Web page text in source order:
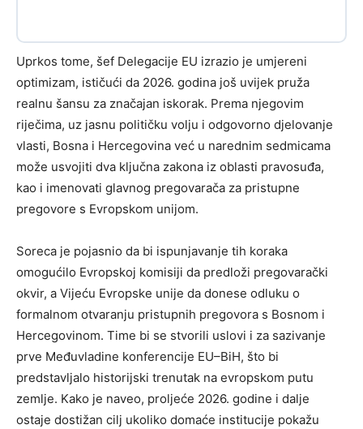
Uprkos tome, šef Delegacije EU izrazio je umjereni
optimizam, ističući da 2026. godina još uvijek pruža
realnu šansu za značajan iskorak. Prema njegovim
riječima, uz jasnu političku volju i odgovorno djelovanje
vlasti, Bosna i Hercegovina već u narednim sedmicama
može usvojiti dva ključna zakona iz oblasti pravosuđa,
kao i imenovati glavnog pregovarača za pristupne
pregovore s Evropskom unijom.
Soreca je pojasnio da bi ispunjavanje tih koraka
omogućilo Evropskoj komisiji da predloži pregovarački
okvir, a Vijeću Evropske unije da donese odluku o
formalnom otvaranju pristupnih pregovora s Bosnom i
Hercegovinom. Time bi se stvorili uslovi i za sazivanje
prve Međuvladine konferencije EU–BiH, što bi
predstavljalo historijski trenutak na evropskom putu
zemlje. Kako je naveo, proljeće 2026. godine i dalje
ostaje dostižan cilj ukoliko domaće institucije pokažu